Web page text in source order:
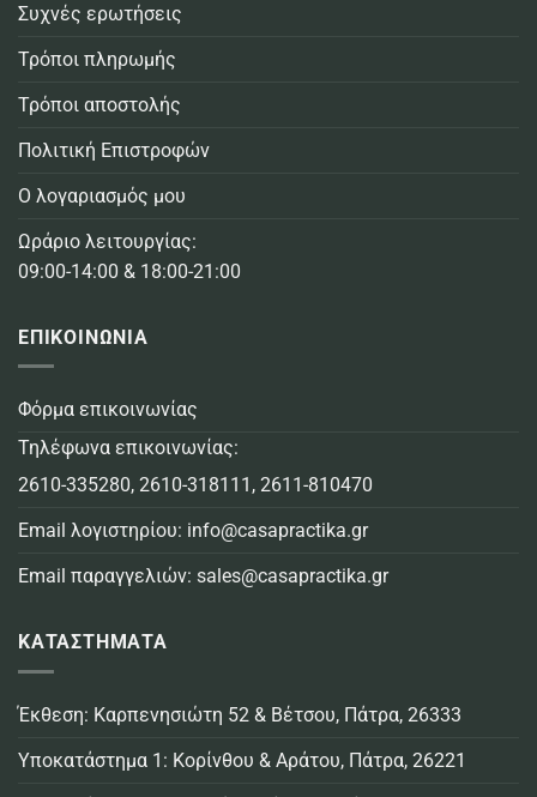
Συχνές ερωτήσεις
Τρόποι πληρωμής
Τρόποι αποστολής
Πολιτική Επιστροφών
Ο λογαριασμός μου
Ωράριο λειτουργίας:
09:00-14:00 & 18:00-21:00
ΕΠΙΚΟΙΝΩΝΙΑ
Φόρμα επικοινωνίας
Τηλέφωνα επικοινωνίας:
2610-335280, 2610-318111 , 2611-810470
Email λογιστηρίου: info@casapractika.gr
Email παραγγελιών: sales@casapractika.gr
ΚΑΤΑΣΤΗΜΑΤΑ
Έκθεση: Καρπενησιώτη 52 & Βέτσου, Πάτρα, 26333
Υποκατάστημα 1: Κορίνθου & Αράτου, Πάτρα, 26221